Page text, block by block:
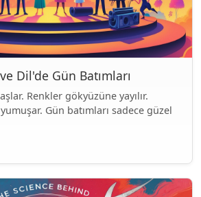
Dil'de Gün Batımları
Renkler gökyüzüne yayılır.
Gün batımları sadece güzel